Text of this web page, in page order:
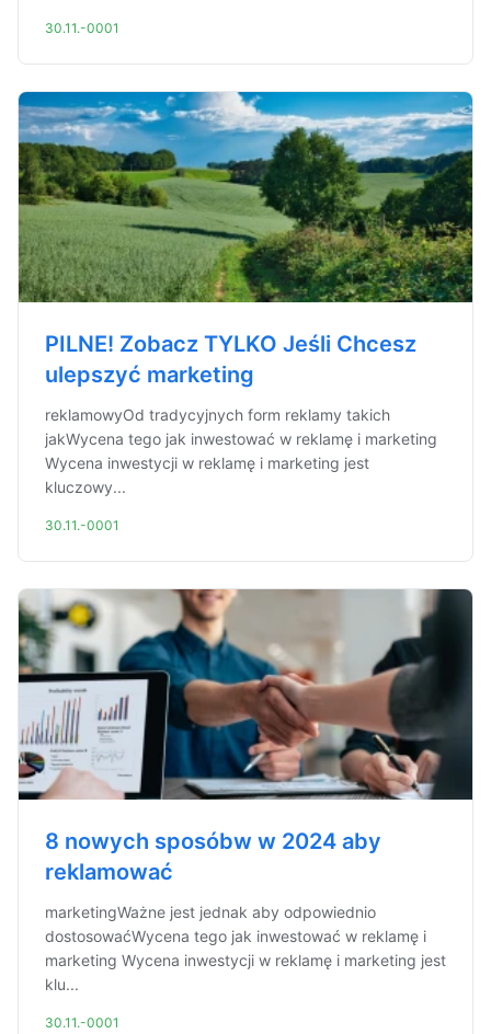
30.11.-0001
PILNE! Zobacz TYLKO Jeśli Chcesz
ulepszyć marketing
reklamowyOd tradycyjnych form reklamy takich
jakWycena tego jak inwestować w reklamę i marketing
Wycena inwestycji w reklamę i marketing jest
kluczowy...
30.11.-0001
8 nowych sposóbw w 2024 aby
reklamować
marketingWażne jest jednak aby odpowiednio
dostosowaćWycena tego jak inwestować w reklamę i
marketing Wycena inwestycji w reklamę i marketing jest
klu...
30.11.-0001